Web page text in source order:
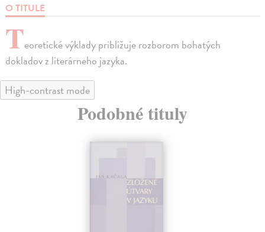
O TITULE
Teoretické výklady približuje rozborom bohatých
dokladov z literárneho jazyka.
High-contrast mode
Podobné tituly